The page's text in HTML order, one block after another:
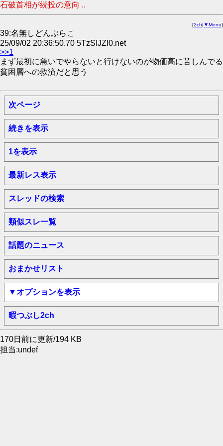
石破首相が続投の意向 ..
[2ch| ▼Menu]
39:名無しどんぶらこ
25/09/02 20:36:50.70 5TzSIJZl0.net
>>1
まず最初に急いでやらないと行けないのが物価高に苦しんでる
貧困層への救済だと思う
次ページ
続きを表示
1を表示
最新レス表示
スレッドの検索
類似スレ一覧
話題のニュース
おまかせリスト
▼オプションを表示
暇つぶし2ch
170日前に更新/194 KB
担当:undef